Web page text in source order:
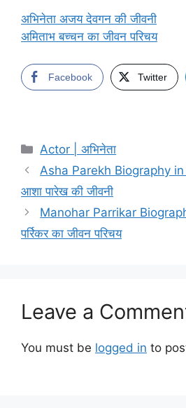
अभिनेता अजय देवगन की जीवनी
अमिताभ बच्चन का जीवन परिचय
Facebook Twitter
Categories
Actor | अभिनेता
Asha Parekh Biography in
आशा पारेख की जीवनी
Manohar Parrikar
पर्रिकर का जीवन परिचय
Leave a
You must be logged in to